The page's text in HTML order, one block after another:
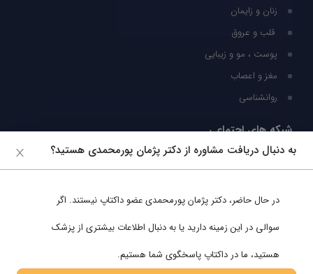
زنان و زایمان
قلب و عروق
پوست ، مو و زیبایی
مغز و اعصاب
روانشناسی
شبکه های اجتماعی
ما را در شبکه های اجتماعی دنبال کنید
به دنبال دریافت مشاوره از دکتر پژمان پورمحمدی هستید؟
در حال حاضر، دکتر پژمان پورمحمدیعضو داکتاپ نیستند. اگر
سوالی در این زمینه دارید یا به دنبال اطلاعات بیشتری از پزشک
هستید، ما در داکتاپ پاسخگوی شما هستیم.